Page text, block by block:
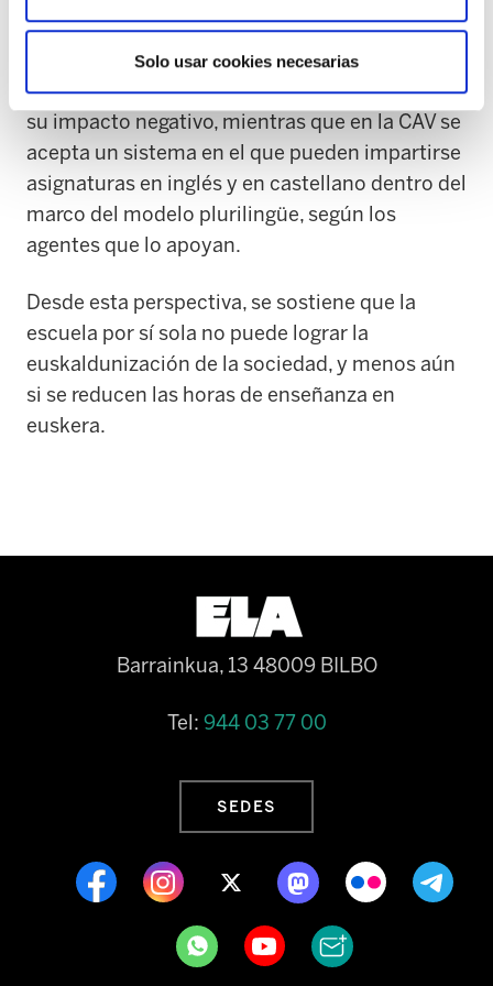
Solo usar cookies necesarias
Así, lo que en Navarra se considera perjudicial
para el euskera, en la CAV no se percibe del
mismo modo. En Navarra se critica el PAI por
su impacto negativo, mientras que en la CAV se
acepta un sistema en el que pueden impartirse
asignaturas en inglés y en castellano dentro del
marco del modelo plurilingüe, según los
agentes que lo apoyan.
Desde esta perspectiva, se sostiene que la
escuela por sí sola no puede lograr la
euskaldunización de la sociedad, y menos aún
si se reducen las horas de enseñanza en
euskera.
Barrainkua, 13 48009 BILBO
Tel: 944 03 77 00
SEDES